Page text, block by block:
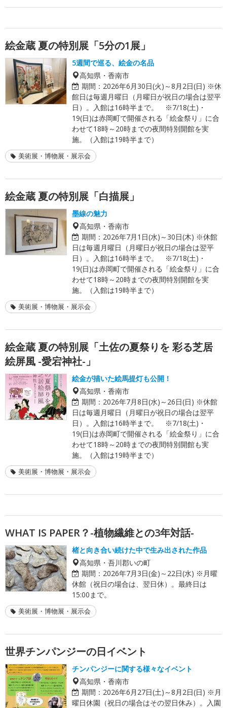
絵金蔵 夏の特別展「5分の1展」
5週間で巡る、絵金の名品
高知県・香南市
期間： 2026年6月30日(火)～8月2日(日) ※休
館日は毎週月曜日（月曜日が祝日の場合は翌平
日）。入館は16時半まで。 ※7/18(土)・
19(日)は赤岡町で開催される「絵金祭り」に合
わせて18時～20時までの夜間特別開館を実
施。（入館は19時半まで）
美術展・博物展・展示会
絵金蔵 夏の特別展「白描展」
墨線の魅力
高知県・香南市
期間： 2026年7月1日(水)～30日(木) ※休館
日は毎週月曜日（月曜日が祝日の場合は翌平
日）。入館は16時半まで。 ※7/18(土)・
19(日)は赤岡町で開催される「絵金祭り」に合
わせて18時～20時までの夜間特別開館を実
施。（入館は19時半まで）
美術展・博物展・展示会
絵金蔵 夏の特別展「土佐の夏祭りを 彩る芝居
絵屏風 -愛宕神社-」
絵金が描いた絵馬提灯も公開！
高知県・香南市
期間： 2026年7月8日(水)～26日(日) ※休館
日は毎週月曜日（月曜日が祝日の場合は翌平
日）。入館は16時半まで。 ※7/18(土)・
19(日)は赤岡町で開催される「絵金祭り」に合
わせて18時～20時までの夜間特別開館も実
施。（入館は19時半まで）
美術展・博物展・展示会
WHAT IS PAPER？-植物繊維との3年対話-
楮と向き合い続けた中で生み出された作品
高知県・吾川郡いの町
期間： 2026年7月3日(金)～22日(水) ※月曜
休館（祝日の場合は、翌日休）。最終日は
15:00まで。
美術展・博物展・展示会
世界チンパンジーの日イベント
チンパンジーに関する様々なイベント
高知県・香南市
期間： 2026年6月27日(土)～8月2日(日) ※月
曜日休園（祝日の場合はその翌日休み）。入園